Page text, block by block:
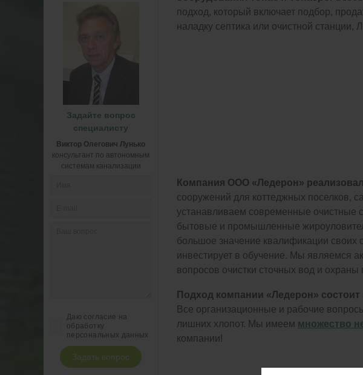
Задайте вопрос
специалисту
Виктор Олегович Лунько
консультант по автономным
системам канализации
Даю согласие на
обработку
персональных данных
Задать вопрос
подход, который включает подбор,
наладку септика или очистной станции,
Компания ООО «Ледерон»
сооружений для коттеджных поселков,
устанавливаем современные очистные
бытовые и промышленные
большое значение квалификации своих
инвестирует в обучение. Мы являемся
вопросов очистки сточных вод и охраны
Подход компании «Ледерон»
Все организационные и рабочие
лишних хлопот. Мы имеем множество
компании!